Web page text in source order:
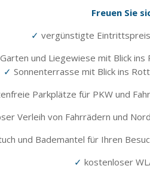
Freuen Sie
✓ vergünstigte
Garten und Liegewiese mit Blick
✓ Sonnenterrasse mit Blick ins
Parkplätze für PKW und
Verleih von Fahrrädern und
und Bademantel für Ihren
✓ kostenloser